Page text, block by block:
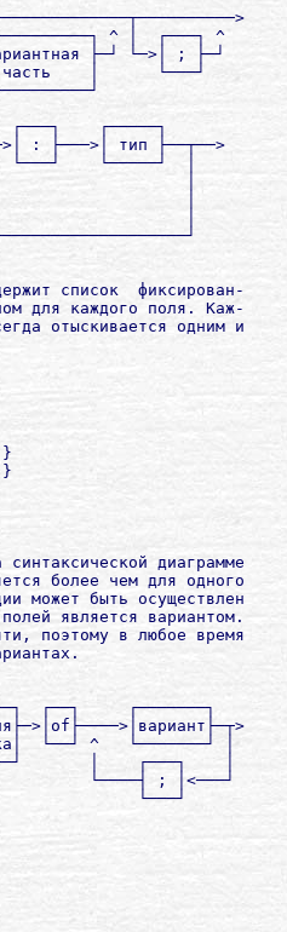
^ │  ┌───┐ ^
├─┘ └─>│ ; ├─┘
│      └───┘
┌───┐    ┌─────┐
: ├───>│ тип ├──┬──>
└─────┘  │
│
│
список  фиксирован-
для каждого поля. Каж-
отыскивается одним и
синтаксической диаграмме
более чем для одного
может быть осуществлен
является вариантом.
поэтому в любое время
┌──┐     ┌───────┐
└──┘ ^   └───────┘ │
│    ┌───┐    │
└────┤ ; │<───┘
└───┘